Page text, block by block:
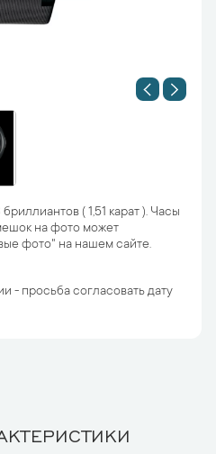
( 1,51 карат ). Часы
на фото может
фото" на нашем сайте.
- просьба согласовать дату